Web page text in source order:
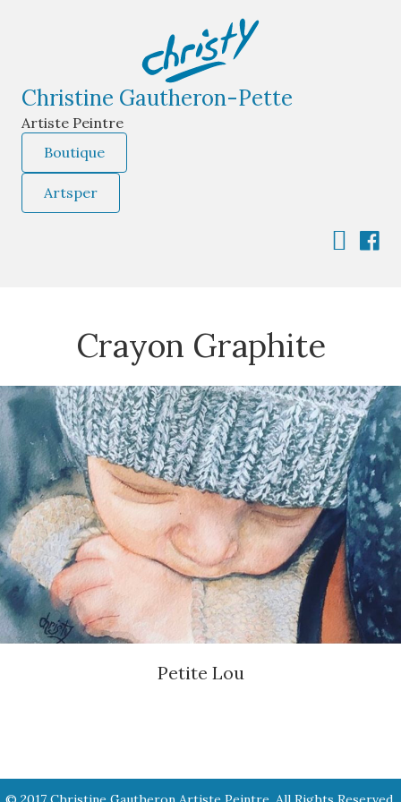
Christine Gautheron-Pette
Artiste Peintre
Boutique
Artsper
Crayon Graphite
Petite Lou